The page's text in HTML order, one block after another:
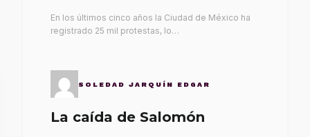
En los últimos cinco años la Ciudad de México ha
registrado 25 mil protestas, lo…
SOLEDAD JARQUÍN EDGAR
La caída de Salomón